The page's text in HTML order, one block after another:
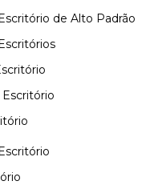
de Alto Padrão
Escritório